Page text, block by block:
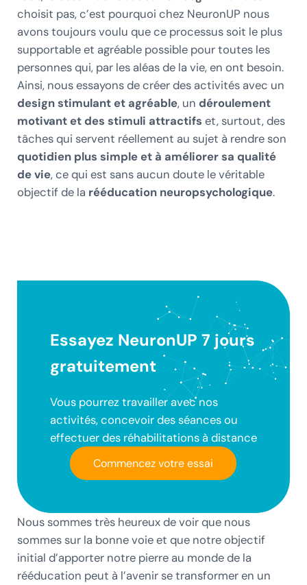
choisit pas, c’est pourquoi chez NeuronUP nous
avons toujours voulu que ce processus soit le plus
supportable et agréable possible pour toutes les
personnes qui, par les aléas de la vie, en ont besoin.
Ainsi, nous essayons de créer des activités avec un
design stimulant et agréable, un déroulement
motivant et des stimuli attractifs et, surtout, des
tâches qui servent réellement au sujet à rendre son
quotidien plus simple et à améliorer sa qualité
de vie, ce qui est sans aucun doute le véritable
objectif de la rééducation neuropsychologique.
Essayez NeuronUP 7 jours
gratuitement
Vous pourrez travailler avec nos
activités, concevoir des séances ou
effectuer des réhabilitations à distance
Commencez votre essai
Nous sommes très heureux de voir que nous
sommes sur la bonne voie et que notre objectif
initial d’apporter notre pierre au monde de la
rééducation peut à l’avenir se transformer en un